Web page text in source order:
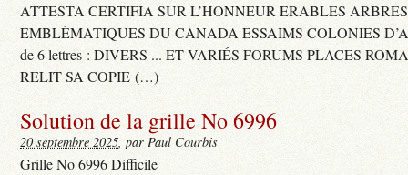
ATTESTA CERTIFIA SUR L’HONNEUR ERABLES ARBRES
EMBLÉMATIQUES DU CANADA ESSAIMS COLONIES
de 6 lettres : DIVERS ... ET VARIÉS FORUMS PLACES
RELIT SA COPIE (…)
Solution de la grille No 6996
20 septembre 2025, par Paul Courbis
Grille No 6996 Difficile